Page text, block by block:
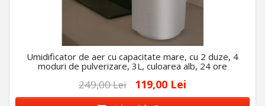
Umidificator de aer cu capacitate mare, cu 2 duze, 4
moduri de pulverizare, 3L, culoarea alb, 24 ore
249,00 Lei 119,00 Lei